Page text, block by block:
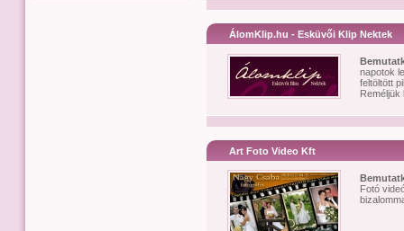
ÁlomKlip.hu - Esküvői Klip Nektek
napotok
feltöltött
Reméljük
Art Foto Video Kft
Fotó